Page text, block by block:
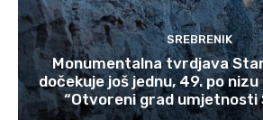
SREBRENIK
Monumentalna tvrdjava
dočekuje još jednu, 49. po
“Otvoreni grad umjetnosti